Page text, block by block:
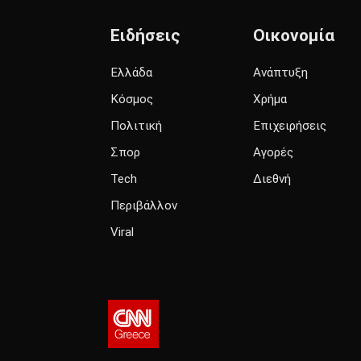
Ειδήσεις
Ελλάδα
Κόσμος
Πολιτική
Σπορ
Tech
Περιβάλλον
Viral
Οικονομία
Ανάπτυξη
Χρήμα
Επιχειρήσεις
Αγορές
Διεθνή